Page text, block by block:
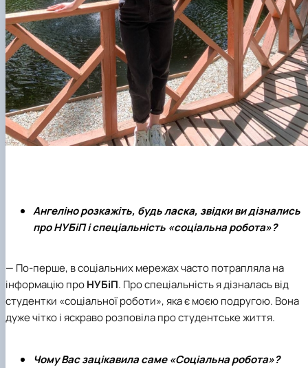
Ангеліно розкажіть, будь ласка, звідки ви дізнались
про НУБіП і спеціальність «соціальна робота»?
— По-перше, в соціальних мережах часто потрапляла на
інформацію проНУБіП. Про спеціальність я дізналась від
студентки «соціальної роботи», яка є моєю подругою. Вона
дуже чітко і яскраво розповіла про студентське життя.
Чому Вас зацікавила саме «Соціальна робота»?